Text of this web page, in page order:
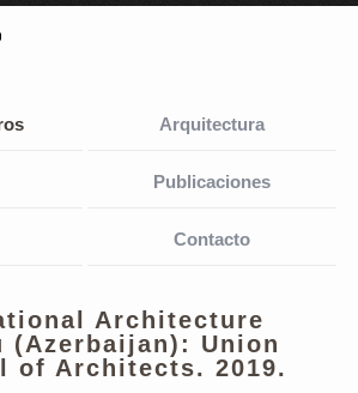
Arquitectura
Publicaciones
Contacto
Architecture
(Azerbaijan): Union
of Architects. 2019.